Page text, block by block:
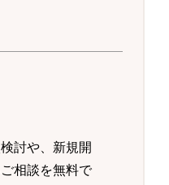
討や、新規開
相談を無料で